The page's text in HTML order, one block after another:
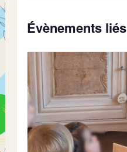
Évènements liés